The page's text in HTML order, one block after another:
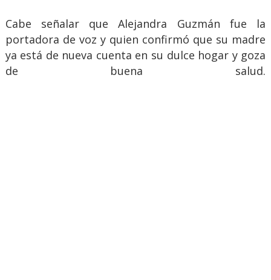
Cabe señalar que Alejandra Guzmán fue la
portadora de voz y quien confirmó que su madre
ya está de nueva cuenta en su dulce hogar y goza
de buena salud.